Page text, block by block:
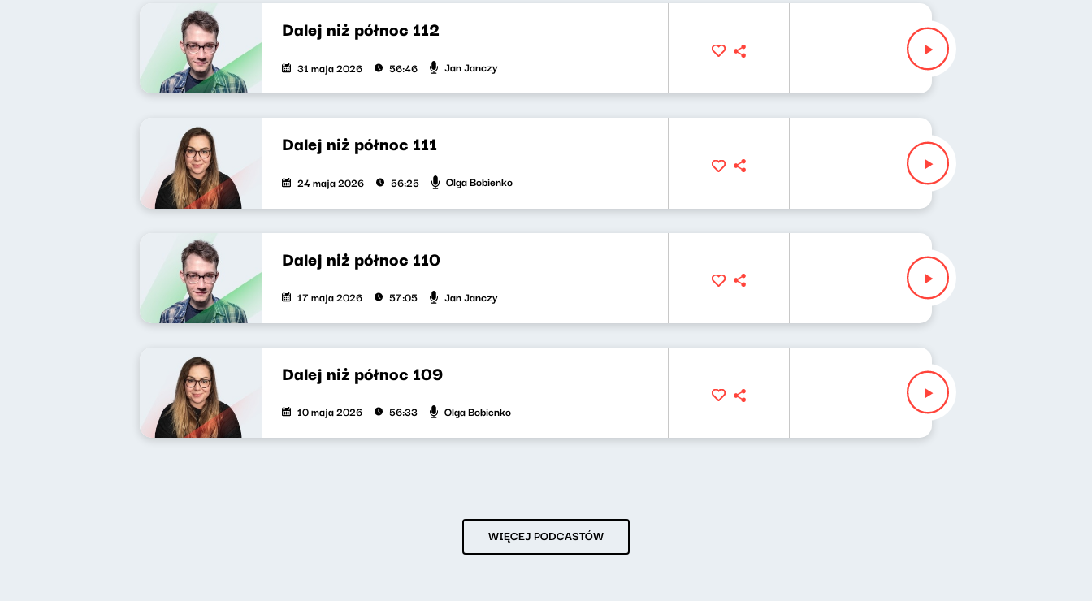
Dalej niż północ 112
31 maja 2026 56:46 Jan Janczy
Dalej niż północ 111
24 maja 2026 56:25 Olga Bobienko
Dalej niż północ 110
17 maja 2026 57:05 Jan Janczy
Dalej niż północ 109
10 maja 2026 56:33 Olga Bobienko
WIĘCEJ PODCASTÓW